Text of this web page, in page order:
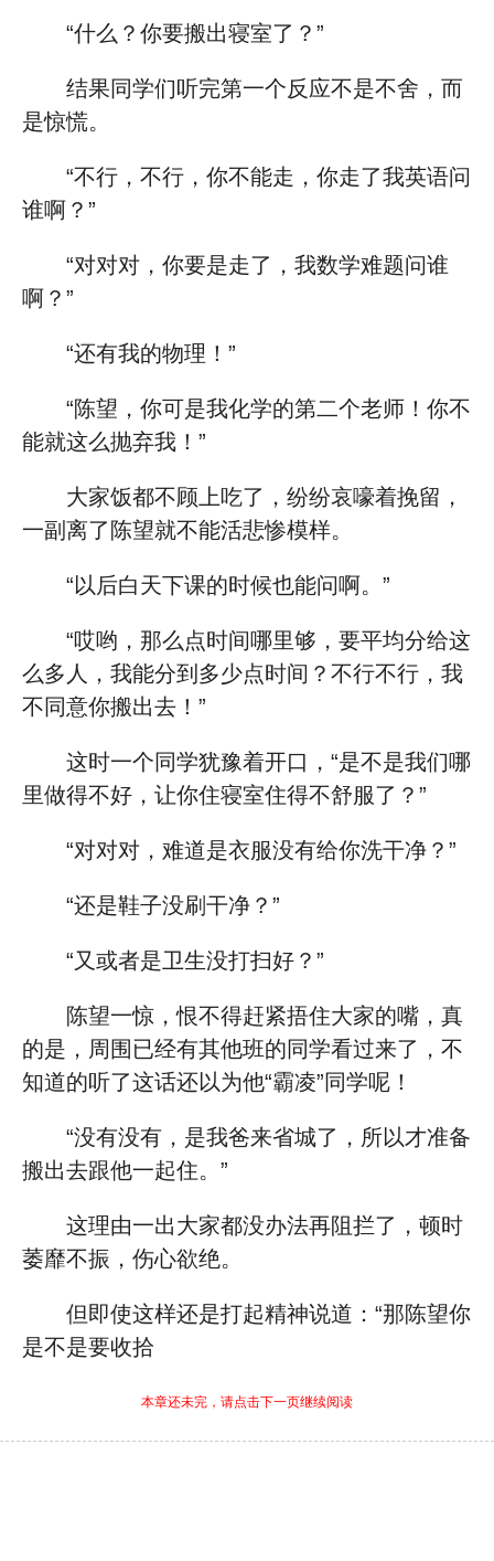
“什么？你要搬出寝室了？”
结果同学们听完第一个反应不是不舍，而
是惊慌。
“不行，不行，你不能走，你走了我英语问
谁啊？”
“对对对，你要是走了，我数学难题问谁
啊？”
“还有我的物理！”
“陈望，你可是我化学的第二个老师！你不
能就这么抛弃我！”
大家饭都不顾上吃了，纷纷哀嚎着挽留，
一副离了陈望就不能活悲惨模样。
“以后白天下课的时候也能问啊。”
“哎哟，那么点时间哪里够，要平均分给这
么多人，我能分到多少点时间？不行不行，我
不同意你搬出去！”
这时一个同学犹豫着开口，“是不是我们哪
里做得不好，让你住寝室住得不舒服了？”
“对对对，难道是衣服没有给你洗干净？”
“还是鞋子没刷干净？”
“又或者是卫生没打扫好？”
陈望一惊，恨不得赶紧捂住大家的嘴，真
的是，周围已经有其他班的同学看过来了，不
知道的听了这话还以为他“霸凌”同学呢！
“没有没有，是我爸来省城了，所以才准备
搬出去跟他一起住。”
这理由一出大家都没办法再阻拦了，顿时
萎靡不振，伤心欲绝。
但即使这样还是打起精神说道：“那陈望你
是不是要收拾
本章还未完，请点击下一页继续阅读